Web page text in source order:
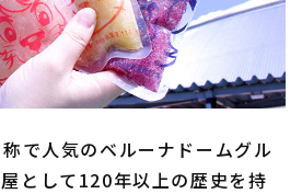
で人気のベルーナドームグル
として120年以上の歴史を持